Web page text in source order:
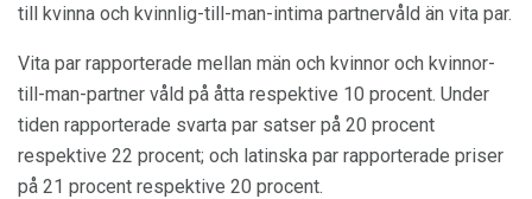
till kvinna och kvinnlig-till-man-intima partnervåld än vita par.
Vita par rapporterade mellan män och kvinnor och kvinnor-
till-man-partner våld på åtta respektive 10 procent. Under
tiden rapporterade svarta par satser på 20 procent
respektive 22 procent; och latinska par rapporterade priser
på 21 procent respektive 20 procent.